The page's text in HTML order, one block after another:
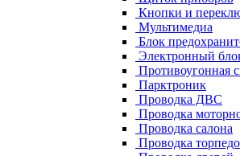
Кнопки и
Мультимедиа
Блок
Электронный
Противоугонная
Парктроник
Проводка ДВС
Проводка
Проводка салона
Проводка торпедо